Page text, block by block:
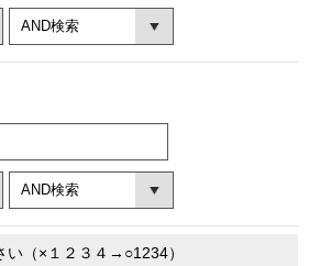
い（×１２３４→○1234）